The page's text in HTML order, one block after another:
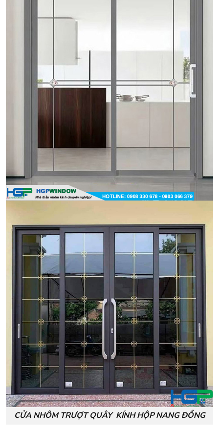
CỬA NHÔM TRƯỢT QUÂY KÍNH HỘP NANG ĐỒNG